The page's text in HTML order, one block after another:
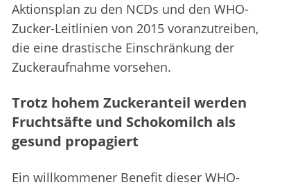
Aktionsplan zu den NCDs und den WHO-
Zucker-Leitlinien von 2015 voranzutreiben,
die eine drastische Einschränkung der
Zuckeraufnahme vorsehen.
Trotz hohem Zuckeranteil werden
Fruchtsäfte und Schokomilch als
gesund propagiert
Ein willkommener Benefit dieser WHO-